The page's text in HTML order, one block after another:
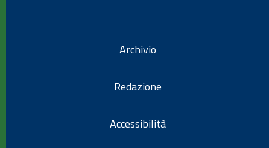
Archivio
Redazione
Accessibilità